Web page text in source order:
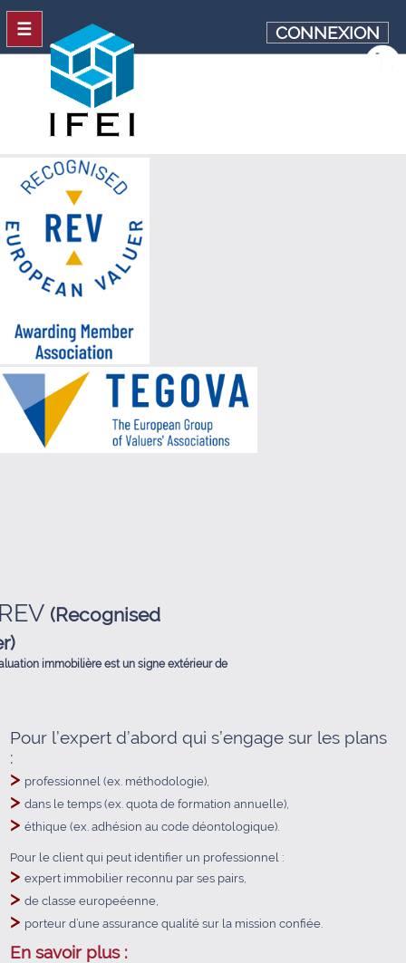
(Recognised
immobilière est un signe extérieur de
Pour l’expert d’abord qui s’engage sur les plans
:
> professionnel (ex. méthodologie),
>dans le temps (ex. quota de formation annuelle),
>éthique (ex. adhésion au code déontologique).
Pour le client qui peut identifier un professionnel :
>expert immobilier reconnu par ses pairs,
>de classe europeéenne,
> porteur d’une assurance qualité sur la mission confiée.
En savoir plus :
CONNEXION
☰